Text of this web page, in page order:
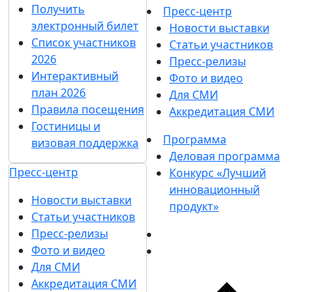
Получить
электронный билет
Список участников
2026
Интерактивный
план 2026
Правила посещения
Гостиницы и
визовая поддержка
Пресс-центр
Новости выставки
Статьи участников
Пресс-релизы
Фото и видео
Для СМИ
Аккредитация СМИ
Пресс-центр
Новости выставки
Статьи участников
Пресс-релизы
Фото и видео
Для СМИ
Аккредитация СМИ
Программа
Деловая программа
Конкурс «Лучший
инновационный
продукт»